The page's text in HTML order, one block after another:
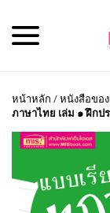
หน้าหลัก /หนังสือของ
ภาษาไทย เล่ม ๑ ฝึก